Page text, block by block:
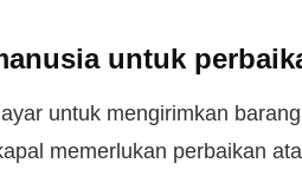
untuk
untuk mengirimkan
memerlukan perbaikan